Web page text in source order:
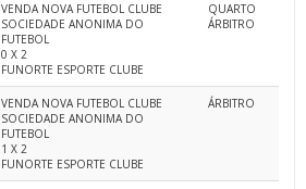
VENDA NOVA FUTEBOL CLUBE
SOCIEDADE ANONIMA DO
FUTEBOL
0 X 2
FUNORTE ESPORTE CLUBE
QUARTO
ÁRBITRO
VENDA NOVA FUTEBOL CLUBE
SOCIEDADE ANONIMA DO
FUTEBOL
1 X 2
FUNORTE ESPORTE CLUBE
ÁRBITRO